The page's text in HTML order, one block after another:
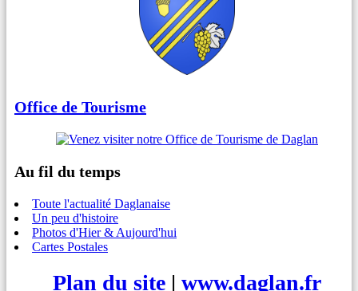
Office de Tourisme
Au fil du temps
Toute l'actualité Daglanaise
Un peu d'histoire
Photos d'Hier & Aujourd'hui
Cartes Postales
Plan du site | www.daglan.fr